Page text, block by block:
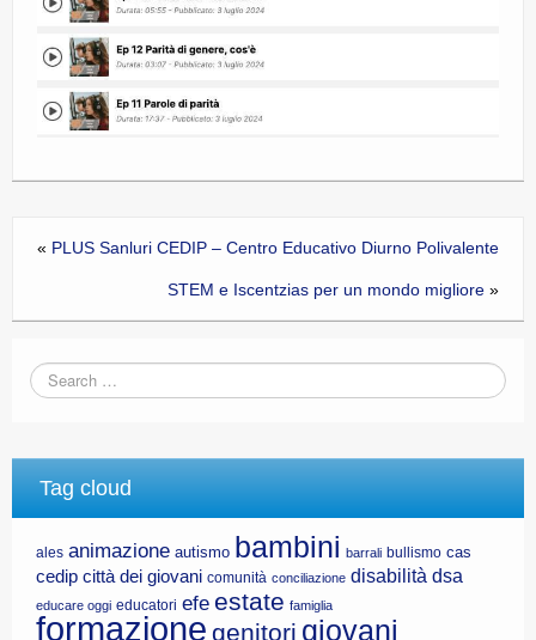
« PLUS Sanluri CEDIP – Centro Educativo Diurno Polivalente
STEM e Iscentzias per un mondo migliore »
Tag cloud
ales animazione autismo bambini barrali bullismo cas
cedip città dei giovani comunità conciliazione disabilità dsa
educare oggi educatori efe estate famiglia
formazione genitori giovani